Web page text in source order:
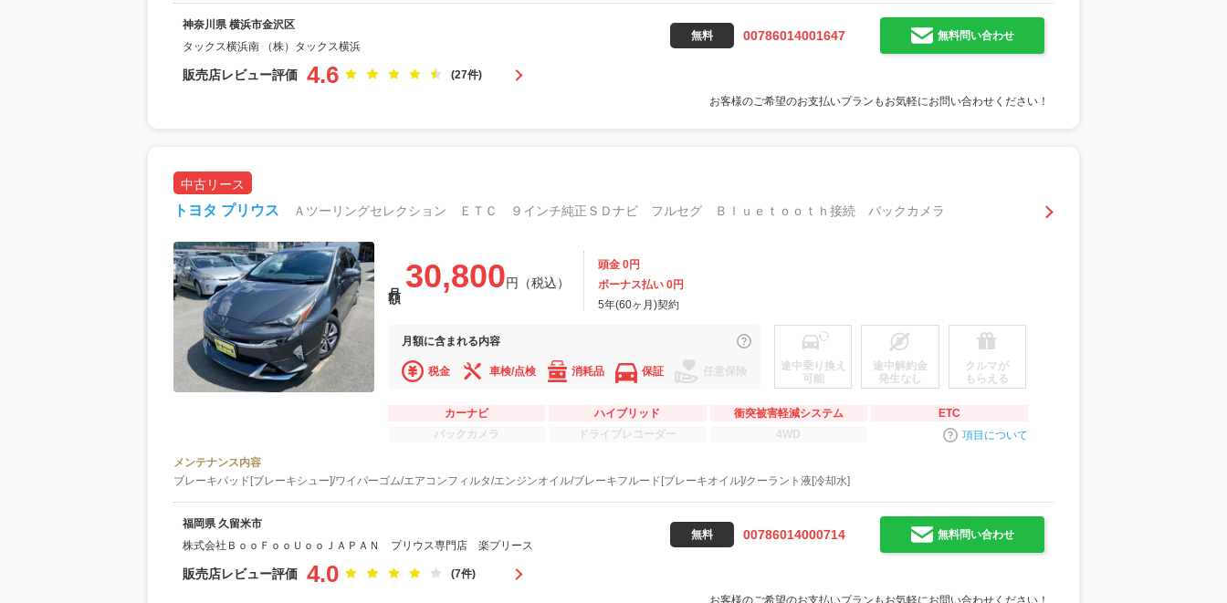
神奈川県 横浜市金沢区
タックス横浜南 （株）タックス横浜
無料 00786014001647 無料問い合わせ
販売店レビュー評価 4.6 (27件)
お客様のご希望のお支払いプランもお気軽にお問い合わせください！
中古リース
トヨタ プリウス Ａツーリングセレクション ＥＴＣ ９インチ純正ＳＤナビ フルセグ Ｂｌｕｅｔｏｏｔｈ接続 バックカメラ
30,800円（税込）
頭金 0円
ボーナス払い 0円
5年(60ヶ月)契約
月額に含まれる内容
税金 車検/点検 消耗品 保証 任意保険
途中乗り換え
可能
途中解約金
発生なし
クルマが
もらえる
カーナビ ハイブリッド 衝突被害軽減システム
ETC
バックカメラ
ドライブレコーダー 4WD 項目について
メンテナンス内容
ブレーキパッド[ブレーキシュー]/ワイパーゴム/エアコンフィルタ/エンジンオイル/ブレーキフルード[ブレーキオイル]/クーラント液[冷却水]
福岡県 久留米市
株式会社ＢｏｏＦｏｏＵｏｏＪＡＰＡＮ プリウス専門店 楽プリース
無料 00786014000714 無料問い合わせ
販売店レビュー評価 4.0 (7件)
お客様のご希望のお支払いプランもお気軽にお問い合わせください！